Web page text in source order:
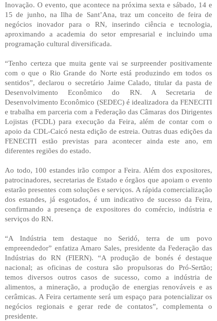
Inovação. O evento, que acontece na próxima sexta e sábado, 14 e
15 de junho, na Ilha de Sant’Ana, traz um conceito de feira de
negócios inovador para o RN, inserindo ciência e tecnologia,
aproximando a academia do setor empresarial e incluindo uma
programação cultural diversificada.
“Tenho certeza que muita gente vai se surpreender positivamente
com o que o Rio Grande do Norte está produzindo em todos os
sentidos”, declarou o secretário Jaime Calado, titular da pasta de
Desenvolvimento Econômico do RN. A Secretaria de
Desenvolvimento Econômico (SEDEC) é idealizadora da FENECITI
e trabalha em parceria com a Federação das Câmaras dos Dirigentes
Lojistas (FCDL) para execução da Feira, além de contar com o
apoio da CDL-Caicó nesta edição de estreia. Outras duas edições da
FENECITI estão previstas para acontecer ainda este ano, em
diferentes regiões do estado.
Ao todo, 100 estandes irão compor a Feira. Além dos expositores,
patrocinadores, secretarias de Estado e órgãos que apoiam o evento
estarão presentes com soluções e serviços. A rápida comercialização
dos estandes, já esgotados, é um indicativo de sucesso da Feira,
confirmando a presença de expositores do comércio, indústria e
serviços do RN.
“A Indústria tem destaque no Seridó, terra de um povo
empreendedor” enfatiza Amaro Sales, presidente da Federação das
Indústrias do RN (FIERN). “A produção de bonés é destaque
nacional; as oficinas de costura são propulsoras do Pró-Sertão;
temos diversos outros casos de sucesso, como a indústria de
alimentos, a mineração, a produção de energias renováveis e as
cerâmicas. A Feira certamente será um espaço para potencializar os
negócios regionais e gerar rede de contatos”, complementa o
presidente.